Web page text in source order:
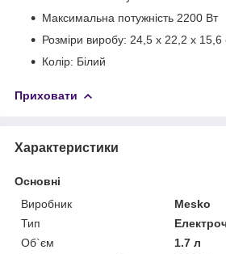
Максимальна потужність 2200 Вт
Розміри виробу: 24,5 x 22,2 x 15,6
Колір: Білий
Приховати
Характеристики
Основні
Виробник
Mesko
Тип
Об`єм
1.7 л